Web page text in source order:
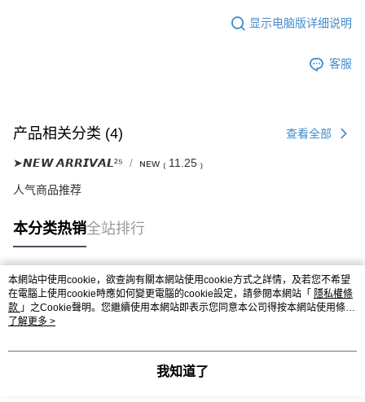
显示电脑版详细说明
客服
产品相关分类 (4) 查看全部
➤𝙉𝙀𝙒 𝘼𝙍𝙍𝙄𝙑𝘼𝙇²⁵ ɴᴇᴡ ₍ 11.25 ₎
人气商品推荐
本分类热销全站排行
热门标签
本網站中使用cookie，欲查詢有關本網站使用cookie方式之詳情，及若您不希望
在電腦上使用cookie時應如何變更電腦的cookie設定，請參閱本網站「 隱私權條
款 」之Cookie聲明。您繼續使用本網站即表示您同意本公司得按本網站使用條款
之Cookie聲明使用cookie。
了解更多 >
我知道了